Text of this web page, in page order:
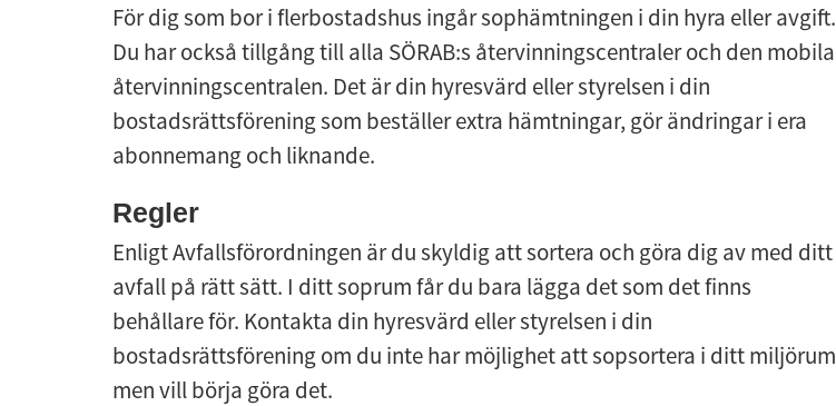
För dig som bor i flerbostadshus ingår sophämtningen i din hyra eller avgift.
Du har också tillgång till alla SÖRAB:s återvinningscentraler och den mobila
återvinningscentralen. Det är din hyresvärd eller styrelsen i din
bostadsrättsförening som beställer extra hämtningar, gör ändringar i era
abonnemang och liknande.
Regler
Enligt Avfallsförordningen är du skyldig att sortera och göra dig av med ditt
avfall på rätt sätt. I ditt soprum får du bara lägga det som det finns
behållare för. Kontakta din hyresvärd eller styrelsen i din
bostadsrättsförening om du inte har möjlighet att sopsortera i ditt miljörum
men vill börja göra det.